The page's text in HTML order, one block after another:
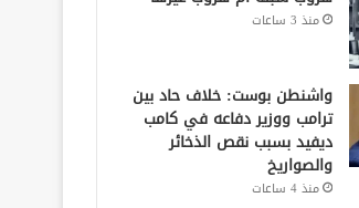
منذ 3 ساعات
واشنطن بوست: خلاف حاد بين
ترامب ووزير دفاعه في كامب
ديفيد بسبب نقص الذخائر
والصواريخ
منذ 4 ساعات